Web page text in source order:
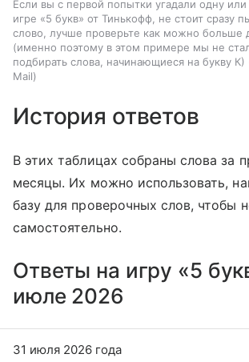
Если вы с первой попытки угадали одну или
игре «5 букв» от Тинькофф, не стоит сразу
слово, лучше проверьте как можно больше
(именно поэтому в этом примере мы не
подбирать слова, начинающиеся на букву К)
Mail
История ответов
В этих таблицах собраны слова за
месяцы. Их можно использовать,
базу для проверочных слов, чтобы
самостоятельно.
Ответы на игру «5
июле 2026
31 июля 2026 года